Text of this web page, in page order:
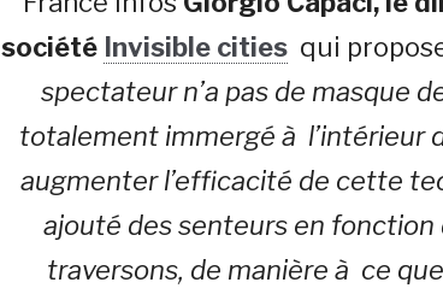
société Invisible citiesqui
spectateur n’a pas de masque
totalement immergé à l’intérieur
augmenter l’efficacité de cette
ajouté des senteurs en fonction
traversons, de manière à ce